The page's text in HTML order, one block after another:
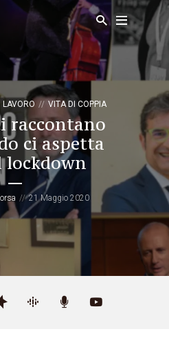
LAVORO VITA DI COPPIA
raccontano
ci aspetta
lockdown
21 Maggio 2020